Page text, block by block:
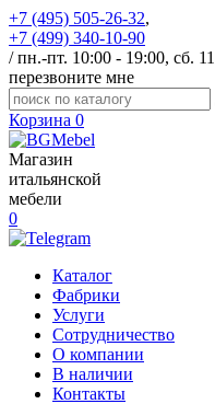
+7 (495) 505-26-32,
+7 (499) 340-10-90
/ пн.-пт. 10:00 - 19:00, сб.
перезвоните мне
Корзина 0
Магазин
итальянской
мебели
0
Каталог
Фабрики
Услуги
Сотрудничество
О компании
В наличии
Контакты